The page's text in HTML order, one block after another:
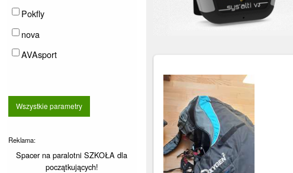
Pokfly
nova
AVAsport
Wszystkie parametry
Reklama:
Spacer na paralotni SZKOŁA dla
początkujących!